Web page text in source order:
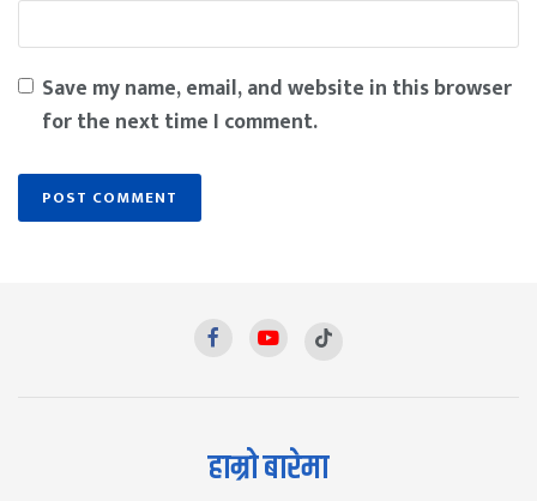
Save my name, email, and website in this browser
for the next time I comment.
हाम्रो बारेमा